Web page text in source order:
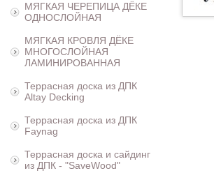
МЯГКАЯ ЧЕРЕПИЦА ДЁКЕ
ОДНОСЛОЙНАЯ
МЯГКАЯ КРОВЛЯ ДЁКЕ
МНОГОСЛОЙНАЯ
ЛАМИНИРОВАННАЯ
Террасная доска из ДПК
Altay Decking
Террасная доска из ДПК
Faynag
Террасная доска и сайдинг
из ДПК - "SaveWood"